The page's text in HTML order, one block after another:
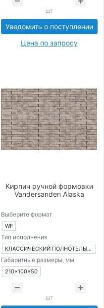
шт
Уведомить о поступлении
Цена по запросу
Кирпич ручной формовки
Vandersanden Alaska
Выберите формат
WF
Тип исполнения
КЛАССИЧЕСКИЙ ПОЛНОТЕЛЫЙ КИРПИЧ
Габаритные размеры, мм
210×100×50
шт